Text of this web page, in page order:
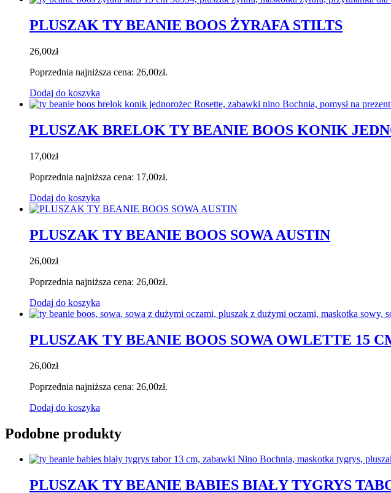
PLUSZAK TY BEANIE BOOS ŻYRAFA STILTS
26,00zł
Poprzednia najniższa cena: 26,00zł.
Dodaj do koszyka
PLUSZAK BRELOK TY BEANIE BOOS KONIK
17,00zł
Poprzednia najniższa cena: 17,00zł.
Dodaj do koszyka
PLUSZAK TY BEANIE BOOS SOWA AUSTIN
26,00zł
Poprzednia najniższa cena: 26,00zł.
Dodaj do koszyka
PLUSZAK TY BEANIE BOOS SOWA OWLETTE 15
26,00zł
Poprzednia najniższa cena: 26,00zł.
Dodaj do koszyka
Podobne produkty
PLUSZAK TY BEANIE BABIES BIAŁY TYGRYS